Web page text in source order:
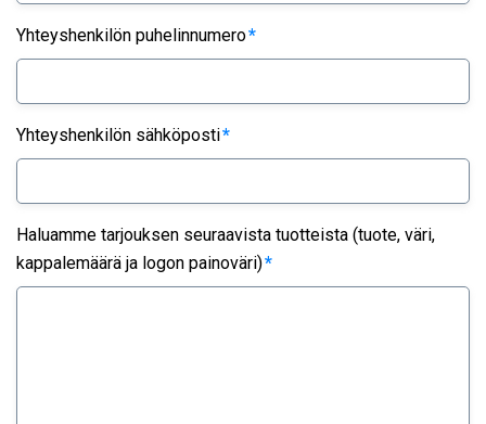
Yhteyshenkilön puhelinnumero*
Yhteyshenkilön sähköposti*
Haluamme tarjouksen seuraavista tuotteista (tuote, väri,
kappalemäärä ja logon painoväri)*